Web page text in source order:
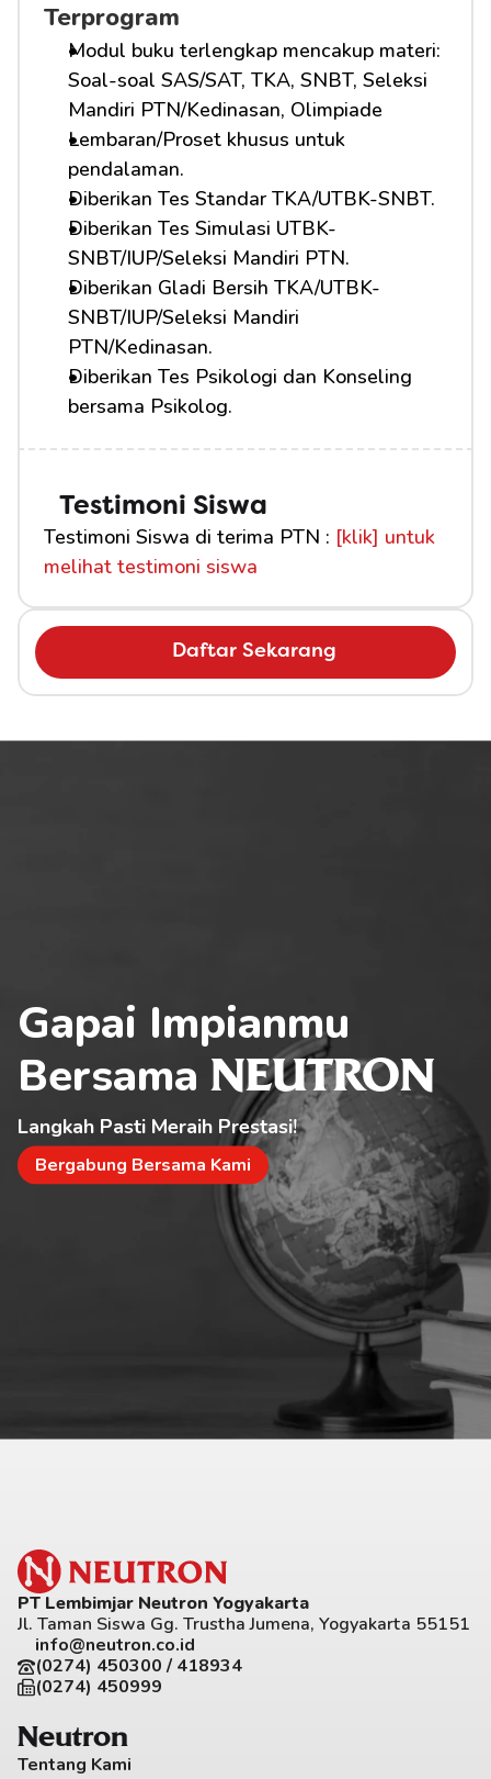
Daftar Sekarang
Terprogram
Modul buku terlengkap mencakup materi:
Soal-soal SAS/SAT, TKA, SNBT, Seleksi
Mandiri PTN/Kedinasan, Olimpiade
Lembaran/Proset khusus untuk
pendalaman.
Diberikan Tes Standar TKA/UTBK-SNBT.
Diberikan Tes Simulasi UTBK-
SNBT/IUP/Seleksi Mandiri PTN.
Diberikan Gladi Bersih TKA/UTBK-
SNBT/IUP/Seleksi Mandiri
PTN/Kedinasan.
Diberikan Tes Psikologi dan Konseling
bersama Psikolog.
Testimoni Siswa
Testimoni Siswa di terima PTN : [klik] untuk
melihat testimoni siswa
Gapai Impianmu
Bersama NEUTRON
Langkah Pasti Meraih Prestasi!
Bergabung Bersama Kami
PT Lembimjar Neutron Yogyakarta
Jl. Taman Siswa Gg. Trustha Jumena, Yogyakarta 55151
info@neutron.co.id
(0274) 450300 / 418934
(0274) 450999
Neutron
Tentang Kami